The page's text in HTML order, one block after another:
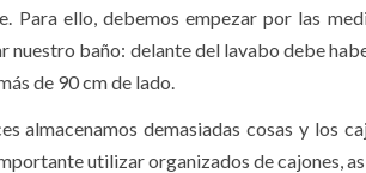
Para ello, debemos empezar por las
nuestro baño: delante del lavabo debe
de 90 cm de lado.
almacenamos demasiadas cosas y los
utilizar organizados de cajones,